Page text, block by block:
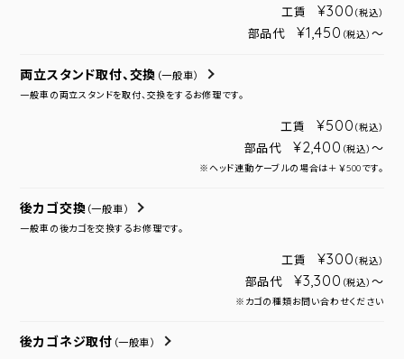
工賃 ¥300 （税込）
部品代 ¥1,450 （税込） ～
両立スタンド取付、交換 （一般車）
一般車の両立スタンドを取付、交換をするお修理です。
工賃 ¥500 （税込）
部品代 ¥2,400 （税込） ～
※ヘッド連動ケーブルの場合は＋￥500です。
後カゴ交換 （一般車）
一般車の後カゴを交換するお修理です。
工賃 ¥300 （税込）
部品代 ¥3,300 （税込） ～
※カゴの種類お問い合わせください
後カゴネジ取付 （一般車）